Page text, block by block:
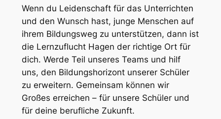
Wenn du Leidenschaft für das Unterrichten
und den Wunsch hast, junge Menschen auf
ihrem Bildungsweg zu unterstützen, dann ist
die Lernzuflucht Hagen der richtige Ort für
dich. Werde Teil unseres Teams und hilf
uns, den Bildungshorizont unserer Schüler
zu erweitern. Gemeinsam können wir
Großes erreichen – für unsere Schüler und
für deine berufliche Zukunft.